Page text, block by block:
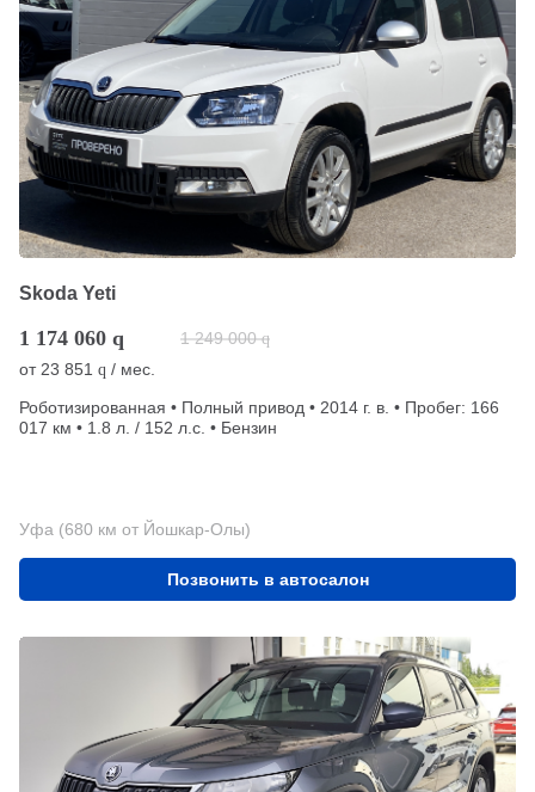
Skoda Yeti
1 174 060 q 1 249 000 q
от23 851 q / мес.
Роботизированная • Полный привод • 2014 г. в. • Пробег: 166
017 км • 1.8 л. / 152 л.с. • Бензин
Уфа (680 км от Йошкар-Олы)
Позвонить в автосалон